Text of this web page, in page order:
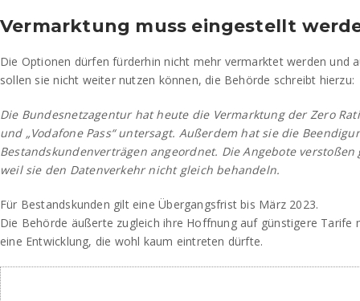
Vermarktung muss eingestellt
Die Optionen dürfen fürderhin nicht mehr vermarktet werden und
sollen sie nicht weiter nutzen können, die Behörde schreibt hierzu:
Die Bundesnetzagentur hat heute die Vermarktung der Zero
und „Vodafone Pass“ untersagt. Außerdem hat sie die
Bestandskundenverträgen angeordnet. Die Angebote
weil sie den Datenverkehr nicht gleich behandeln.
Für Bestandskunden gilt eine Übergangsfrist bis März 2023.
Die Behörde äußerte zugleich ihre Hoffnung auf günstigere Tarife
eine Entwicklung, die wohl kaum eintreten dürfte.